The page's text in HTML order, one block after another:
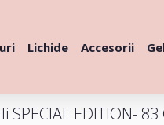
Lichide Accesorii
EDITION- 83